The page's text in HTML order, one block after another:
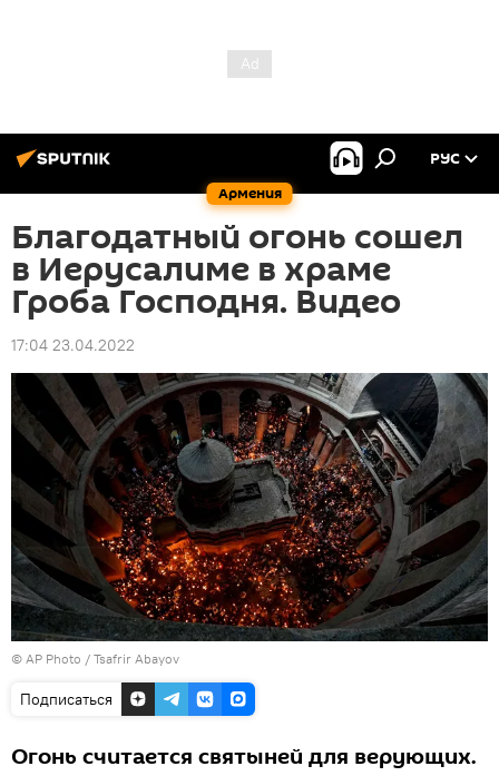
Армения
РУС
Благодатный огонь сошел
в Иерусалиме в храме
Гроба Господня. Видео
17:04 23.04.2022
© AP Photo / Tsafrir Abayov
Подписаться
Огонь считается святыней для верующих.